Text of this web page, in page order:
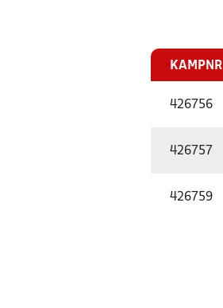
KAMPNR
426756
426757
426759